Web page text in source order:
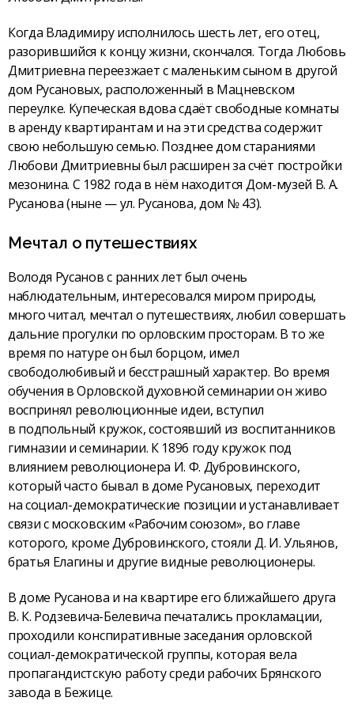
Когда Владимиру исполнилось шесть лет, его отец,
разорившийся к концу жизни, скончался. Тогда Любовь
Дмитриевна переезжает с маленьким сыном в другой
дом Русановых, расположенный в Мацневском
переулке. Купеческая вдова сдаёт свободные комнаты
в аренду квартирантам и на эти средства содержит
свою небольшую семью. Позднее дом стараниями
Любови Дмитриевны был расширен за счёт постройки
мезонина. С 1982 года в нём находится Дом-музей В. А.
Русанова (ныне — ул. Русанова, дом № 43).
Мечтал о путешествиях
Володя Русанов с ранних лет был очень
наблюдательным, интересовался миром природы,
много читал, мечтал о путешествиях, любил совершать
дальние прогулки по орловским просторам. В то же
время по натуре он был борцом, имел
свободолюбивый и бесстрашный характер. Во время
обучения в Орловской духовной семинарии он живо
воспринял революционные идеи, вступил
в подпольный кружок, состоявший из воспитанников
гимназии и семинарии. К 1896 году кружок под
влиянием революционера И. Ф. Дубровинского,
который часто бывал в доме Русановых, переходит
на социал-демократические позиции и устанавливает
связи с московским «Рабочим союзом», во главе
которого, кроме Дубровинского, стояли Д. И. Ульянов,
братья Елагины и другие видные революционеры.
В доме Русанова и на квартире его ближайшего друга
В. К. Родзевича-Белевича печатались прокламации,
проходили конспиративные заседания орловской
социал-демократической группы, которая вела
пропагандистскую работу среди рабочих Брянского
завода в Бежице.